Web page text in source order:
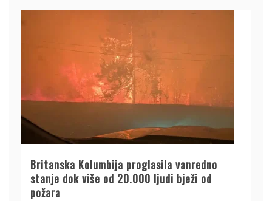
Britanska Kolumbija proglasila vanredno
stanje dok više od 20.000 ljudi bježi od
požara